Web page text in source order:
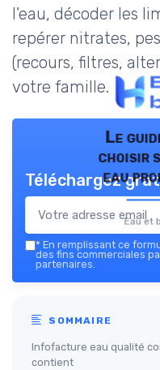
l'eau, décoder les
repérer nitrates,
(recours, filtres,
votre famille.
Le
choisir
eau
Eau et
Téléchargez
* En remplissant ce
des fins commerciales
partenaires.
SOMMAIRE
Infofacture eau qualité
contient